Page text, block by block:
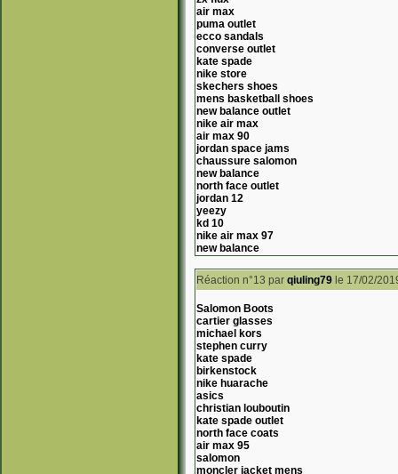
air max
puma outlet
ecco sandals
converse outlet
kate spade
nike store
skechers shoes
mens basketball shoes
new balance outlet
nike air max
air max 90
jordan space jams
chaussure salomon
new balance
north face outlet
jordan 12
yeezy
kd 10
nike air max 97
new balance
Réaction n°13 par qiuling79 le 17/02/
Salomon Boots
cartier glasses
michael kors
stephen curry
kate spade
birkenstock
nike huarache
asics
christian louboutin
kate spade outlet
north face coats
air max 95
salomon
moncler jacket mens